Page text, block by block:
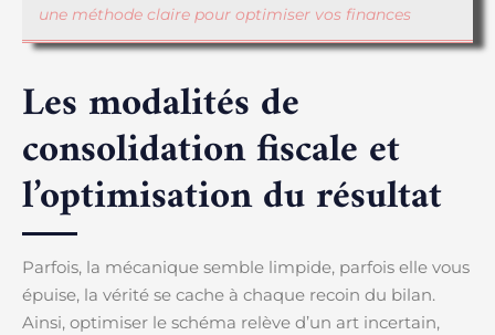
une méthode claire pour optimiser vos finances
Les modalités de
consolidation fiscale et
l’optimisation du résultat
Parfois, la mécanique semble limpide, parfois elle vous
épuise, la vérité se cache à chaque recoin du bilan.
Ainsi, optimiser le schéma relève d’un art incertain,